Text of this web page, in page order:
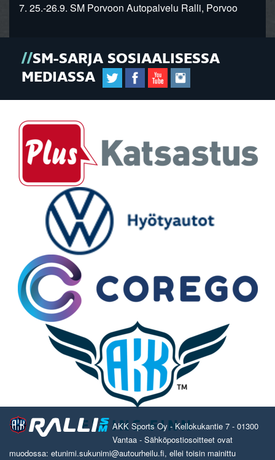
7. 25.-26.9. SM Porvoon Autopalvelu Ralli, Porvoo
SM-SARJA SOSIAALISESSA
MEDIASSA
AKK Sports Oy - Kellokukantie 7 - 01300
Vantaa - Sähköpostiosoitteet ovat
muodossa: etunimi.sukunimi@autourheilu.fi, ellei toisin mainittu